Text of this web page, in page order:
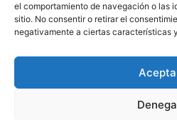
el comportamiento de navegación o las
sitio. No consentir o retirar el
negativamente a ciertas características
Consulta Nutrición Gratis
Descuentos Vip Herbalife